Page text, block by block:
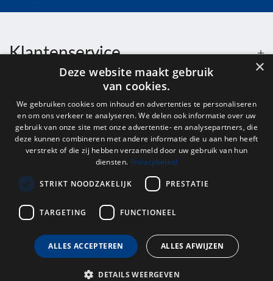
Klantenservice
Openingstijden
Nieuwsbrief
×
Deze website maakt gebruik
van cookies.
We gebruiken cookies om inhoud en advertenties te personaliseren
en om ons verkeer te analyseren. We delen ook informatie over uw
gebruik van onze site met onze advertentie- en analysepartners, die
deze kunnen combineren met andere informatie die u aan hen heeft
verstrekt of die zij hebben verzameld door uw gebruik van hun
diensten. Privacybeleid
STRIKT NOODZAKELIJK PRESTATIE
TARGETING FUNCTIONEEL
ALLES ACCEPTEREN ALLES AFWIJZEN
DETAILS WEERGEVEN